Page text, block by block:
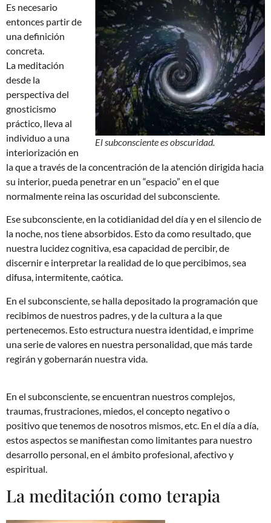
El subconsciente es obscuridad.
Es necesario
entonces partir de
una definición
concreta.
La meditación
desde la
perspectiva del
gnosticismo
práctico, lleva al
individuo a una
interiorización en
la que a través de la concentración de la atención dirigida hacia
su interior, pueda penetrar en un “espacio” en el que
normalmente reina las oscuridad del subconsciente.
Ese subconsciente, en la cotidianidad del día y en el silencio de
la noche, nos tiene absorbidos. Esto da como resultado, que
nuestra lucidez cognitiva, esa capacidad de percibir, de
discernir e interpretar la realidad de lo que percibimos, sea
difusa, intermitente, caótica.
En el subconsciente, se halla depositado la programación que
recibimos de nuestros padres, y de la cultura a la que
pertenecemos. Esto estructura nuestra identidad, e imprime
una serie de valores en nuestra personalidad, que más tarde
regirán y gobernarán nuestra vida.
En el subconsciente, se encuentran nuestros complejos,
traumas, frustraciones, miedos, el concepto negativo o
positivo que tenemos de nosotros mismos, etc. En el día a día,
estos aspectos se manifiestan como limitantes para nuestro
desarrollo personal, en el ámbito profesional, afectivo y
espiritual.
La meditación como terapia